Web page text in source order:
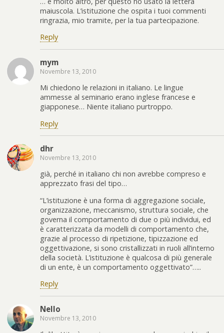
maiuscola. L’istituzione che ospita i tuoi commenti
ringrazia, mio tramite, per la tua partecipazione.
Reply
mym
Novembre 13, 2010
Mi chiedono le relazioni in italiano. Le lingue
ammesse al seminario erano inglese francese e
giapponese… Niente italiano purtroppo.
Reply
dhr
Novembre 13, 2010
già, perché in italiano chi non avrebbe compreso e
apprezzato frasi del tipo…
“L’istituzione è una forma di aggregazione sociale,
organizzazione, meccanismo, struttura sociale, che
governa il comportamento di due o più individui, ed
è caratterizzata da modelli di comportamento che,
grazie al processo di ripetizione, tipizzazione ed
oggettivazione, si sono cristallizzati in ruoli all’interno
della società. L’istituzione è qualcosa di più generale
di un ente, è un comportamento oggettivato”…..
Reply
Nello
Novembre 13, 2010